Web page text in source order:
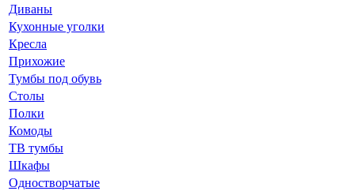
Диваны
Кухонные уголки
Кресла
Прихожие
Тумбы под обувь
Столы
Полки
Комоды
ТВ тумбы
Шкафы
Одностворчатые